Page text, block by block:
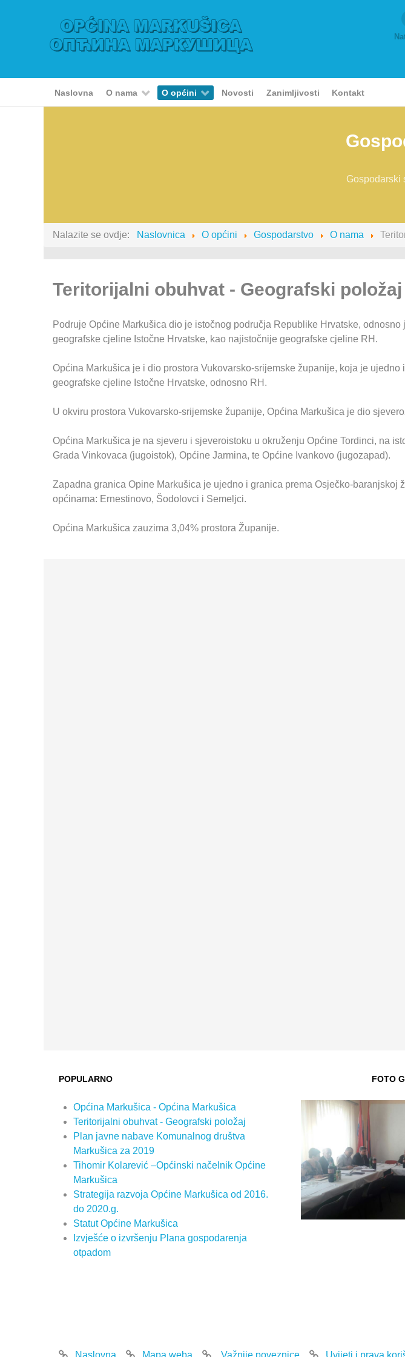
Naslovna O nama O općini Novosti Zanimljivosti Kontakt
Gospodarski
Nalazite se ovdje: Naslovnica O općini Gospodarstvo O nama
Teritorijalni obuhvat - Geografski položaj
Podruje Općine Markušica dio je istočnog područja Republike Hrvatske, odnosno
geografske cjeline Istočne Hrvatske, kao najistočnije geografske cjeline RH.
Općina Markušica je i dio prostora Vukovarsko-srijemske županije, koja je ujedno
geografske cjeline Istočne Hrvatske, odnosno RH.
U okviru prostora Vukovarsko-srijemske županije, Općina Markušica je dio
Općina Markušica je na sjeveru i sjeveroistoku u okruženju Općine Tordinci, na
Grada Vinkovaca (jugoistok), Općine Jarmina, te Općine Ivankovo (jugozapad).
Zapadna granica Opine Markušica je ujedno i granica prema Osječko-baranjskoj
općinama: Ernestinovo, Šodolovci i Semeljci.
Općina Markušica zauzima 3,04% prostora Županije.
POPULARNO
Općina Markušica - Općina Markušica
Teritorijalni obuhvat - Geografski položaj
Plan javne nabave Komunalnog društva
Markušica za 2019
Tihomir Kolarević –Općinski načelnik Općine
Markušica
Strategija razvoja Općine Markušica od 2016.
do 2020.g.
Statut Općine Markušica
Izvješće o izvršenju Plana gospodarenja
otpadom
FOTO